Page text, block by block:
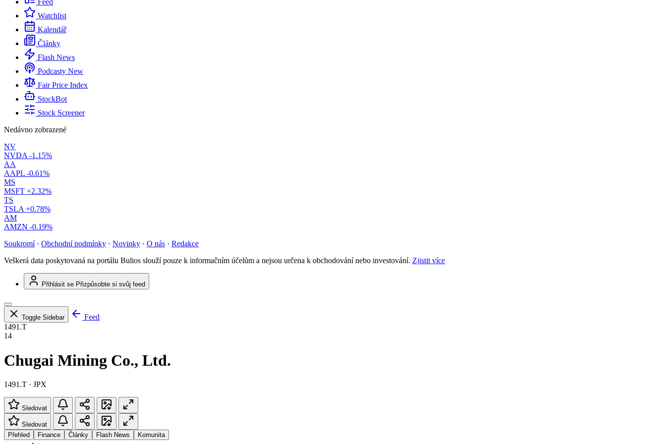
Feed
Watchlist
Kalendář
Články
Flash News
Podcasty New
Fair Price Index
StockBot
Stock Screener
Nedávno zobrazené
NV
NVDA -1.15%
AA
AAPL -0.61%
MS
MSFT +2.32%
TS
TSLA +0.78%
AM
AMZN -0.19%
Soukromí · Obchodní podmínky · Novinky · O nás · Redakce
Veškerá data poskytovaná na portálu Bulios slouží pouze k informačním účelům a nejsou určena k obchodování nebo investování. Zjistit více
Přihlásit se Přizpůsobte si svůj feed
Toggle Sidebar
Feed
1491.T
14
Chugai Mining Co., Ltd.
1491.T · JPX
Sledovat
Sledovat
Přehled
Finance Články Flash News Komunita